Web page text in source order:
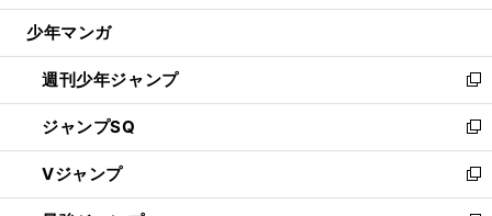
ウ
開
く
少年マンガ
週刊少年ジャンプ
新
し
い
ウ
ィ
ン
ジャンプSQ
新
し
い
ウ
Vジャンプ
新
し